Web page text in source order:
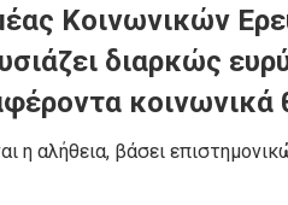
Κοινωνικών
διαρκώς
κοινωνικά
η αλήθεια, βάσει